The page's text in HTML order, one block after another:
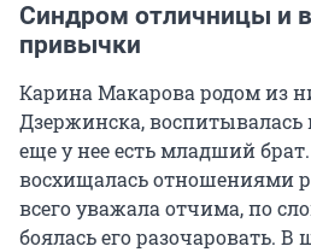
Синдром отличницы и
привычки
Карина Макарова родом из
Дзержинска,
еще у нее есть младший
восхищалась отношениями
всего уважала отчима, по
боялась его разочаровать.